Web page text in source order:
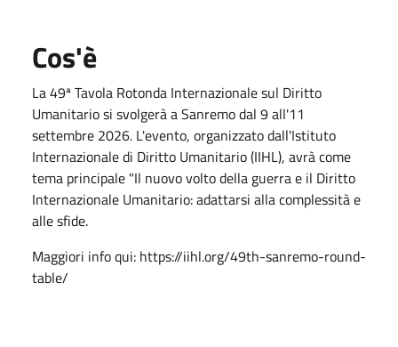
Cos'è
La 49ª Tavola Rotonda Internazionale sul Diritto
Umanitario si svolgerà a Sanremo dal 9 all'11
settembre 2026. L'evento, organizzato dall'Istituto
Internazionale di Diritto Umanitario (IIHL), avrà come
tema principale "Il nuovo volto della guerra e il Diritto
Internazionale Umanitario: adattarsi alla complessità e
alle sfide.
Maggiori info qui: https://iihl.org/49th-sanremo-round-
table/